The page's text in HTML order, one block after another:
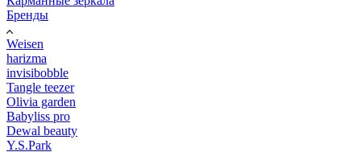
Бренды
Weisen
harizma
invisibobble
Tangle teezer
Olivia garden
Babyliss pro
Dewal beauty
Y.S.Park